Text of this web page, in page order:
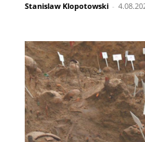
Stanislaw Klopotowski -